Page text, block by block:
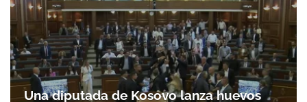
Una diputada de Kosovo lanza huevos